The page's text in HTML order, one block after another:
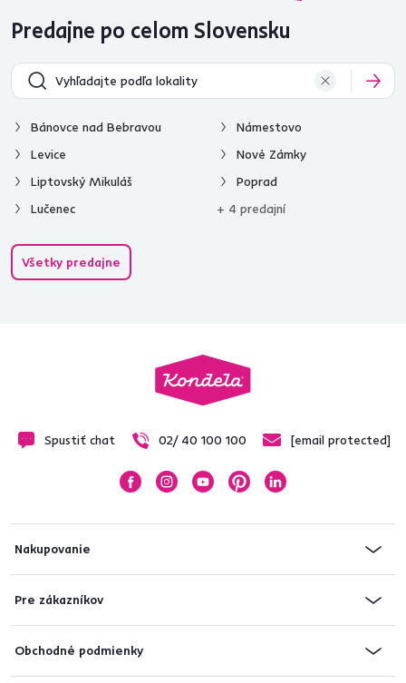
Predajne po celom Slovensku
Bánovce nad Bebravou
Levice
Liptovský Mikuláš
Lučenec
Námestovo
Nové Zámky
Poprad
+ 4 predajní
Všetky predajne
Spustiť chat 02/ 40 100 100 [email protected]
Nakupovanie
Pre zákazníkov
Obchodné podmienky